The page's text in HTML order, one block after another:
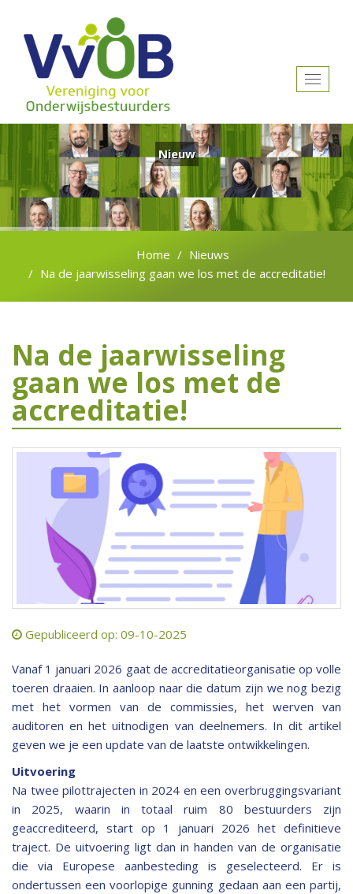
Toggle
Nieuw
Home
Nieuws
Na de jaarwisseling gaan we los met de accreditatie!
Na de jaarwisseling
gaan we los met de
accreditatie!
Gepubliceerd op: 09-10-2025
Vanaf 1 januari 2026 gaat de accreditatieorganisatie op volle
toeren draaien. In aanloop naar die datum zijn we nog bezig
met het vormen van de commissies, het werven van
auditoren en het uitnodigen van deelnemers. In dit artikel
geven we je een update van de laatste ontwikkelingen.
Uitvoering
Na twee pilottrajecten in 2024 en een overbruggingsvariant
in 2025, waarin in totaal ruim 80 bestuurders zijn
geaccrediteerd, start op 1 januari 2026 het definitieve
traject. De uitvoering ligt dan in handen van de organisatie
die via Europese aanbesteding is geselecteerd. Er is
ondertussen een voorlopige gunning gedaan aan een partij,